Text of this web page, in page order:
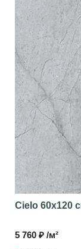
Cielo 60x120
5 760 ₽ /м²